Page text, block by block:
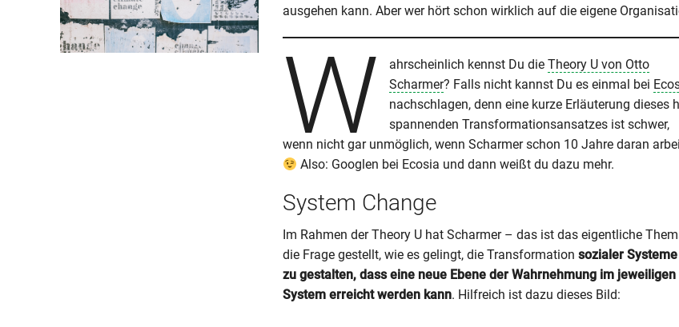
ausgehen kann. Aber wer hört schon wirklich auf die eigene
W ahrscheinlich kennst Du die Theory U von Otto
Scharmer? Falls nicht kannst Du es einmal bei
nachschlagen, denn eine kurze Erläuterung dieses
spannenden Transformationsansatzes ist schwer,
wenn nicht gar unmöglich, wenn Scharmer schon 10 Jahre daran
Also: Googlen bei Ecosia und dann weißt du dazu mehr.
System Change
Im Rahmen der Theory U hat Scharmer – das ist das eigentliche
die Frage gestellt, wie es gelingt, die Transformation sozialer
zu gestalten, dass eine neue Ebene der Wahrnehmung im jeweiligen
System erreicht werden kann. Hilfreich ist dazu dieses Bild: